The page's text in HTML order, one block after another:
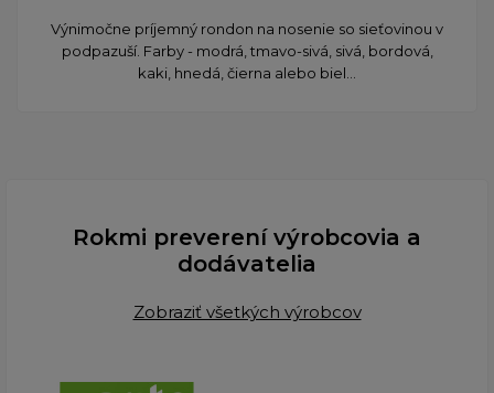
Výnimočne príjemný rondon na nosenie so sieťovinou v
podpazuší. Farby - modrá, tmavo-sivá, sivá, bordová,
kaki, hnedá, čierna alebo biel...
Rokmi preverení výrobcovia a
dodávatelia
Zobraziť všetkých výrobcov